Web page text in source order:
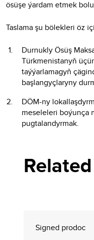
ösüşe ýardam etmek
Taslama şu bölekleri öz
Durnukly Ösüş
Türkmenistanyň
taýýarlamagyň
başlangyçlaryny
DÖM-ny
meseleleri boýunça
pugtalandyrmak.
Signed prodoc